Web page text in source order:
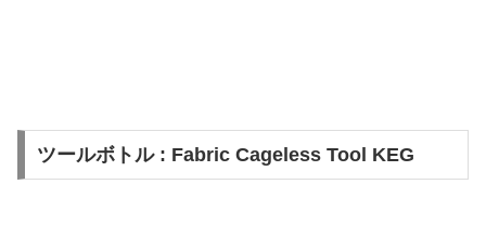
ツールボトル : Fabric Cageless Tool KEG